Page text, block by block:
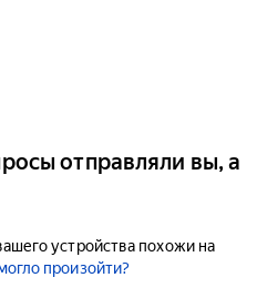
отправляли вы, а
устройства похожи на
произойти?